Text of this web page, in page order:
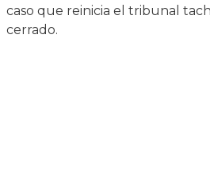
caso que reinicia el tribunal
cerrado.